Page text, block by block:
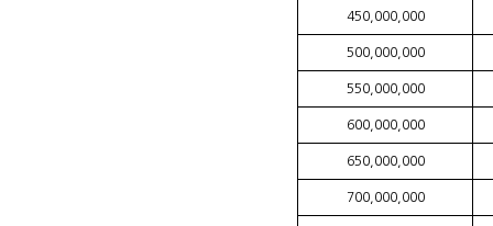
450,000,000
500,000,000
550,000,000
600,000,000
650,000,000
700,000,000